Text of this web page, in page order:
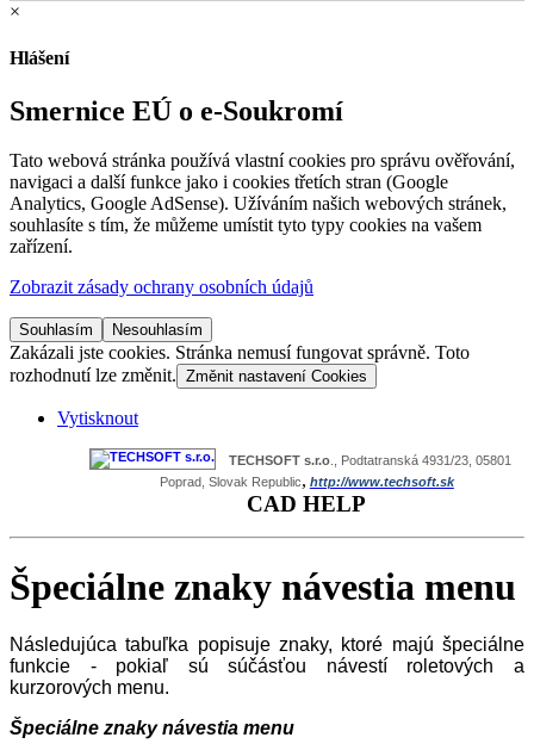
×
Hlášení
Smernice EÚ o e-Soukromí
Tato webová stránka používá vlastní cookies pro správu ověřování,
navigaci a další funkce jako i cookies třetích stran (Google
Analytics, Google AdSense). Užíváním našich webových stránek,
souhlasíte s tím, že můžeme umístit tyto typy cookies na vašem
zařízení.
Zobrazit zásady ochrany osobních údajů
Souhlasím Nesouhlasím
Zakázali jste cookies. Stránka nemusí fungovat správně. Toto
rozhodnutí lze změnit. Změnit nastavení Cookies
Vytisknout
TECHSOFT s.r.o., Podtatranská 4931/23, 05801
Poprad, Slovak Republic, http://www.techsoft.sk
CAD HELP
Špeciálne znaky návestia menu
Následujúca tabuľka popisuje znaky, ktoré majú špeciálne
funkcie - pokiaľ sú súčásťou návestí roletových a
kurzorových menu.
Špeciálne znaky návestia menu